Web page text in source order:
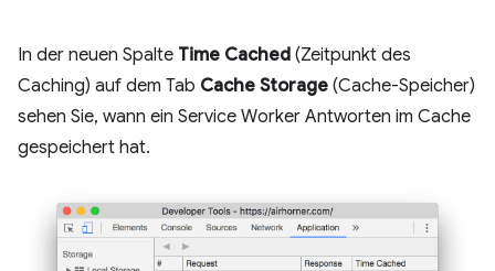
In der neuen Spalte Time Cached (Zeitpunkt des
Caching) auf dem Tab Cache Storage (Cache-Speicher)
sehen Sie, wann ein Service Worker Antworten im Cache
gespeichert hat.